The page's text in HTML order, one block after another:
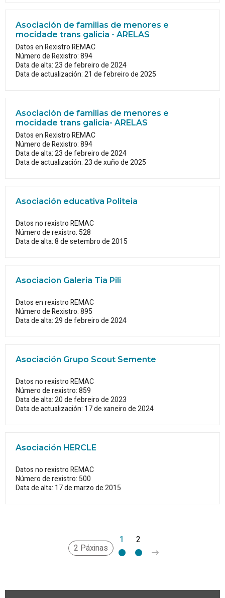
Asociación de familias de menores e
mocidade trans galicia - ARELAS
Datos en Rexistro REMAC
Número de Rexistro: 894
Data de alta: 23 de febreiro de 2024
Data de actualización: 21 de febreiro de 2025
Asociación de familias de menores e
mocidade trans galicia- ARELAS
Datos en Rexistro REMAC
Número de Rexistro: 894
Data de alta: 23 de febreiro de 2024
Data de actualización: 23 de xuño de 2025
Asociación educativa Politeia
Datos no rexistro REMAC
Número de rexistro: 528
Data de alta: 8 de setembro de 2015
Asociacion Galeria Tia Pili
Datos en rexistro REMAC
Número de Rexistro: 895
Data de alta: 29 de febreiro de 2024
Asociación Grupo Scout Semente
Datos no rexistro REMAC
Número de rexistro: 859
Data de alta: 20 de febreiro de 2023
Data de actualización: 17 de xaneiro de 2024
Asociación HERCLE
Datos no rexistro REMAC
Número de rexistro: 500
Data de alta: 17 de marzo de 2015
2 Páxinas
1 2